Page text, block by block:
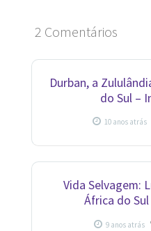
2 Comentários
Durban, a
do Sul –
Vida Selvagem:
África do